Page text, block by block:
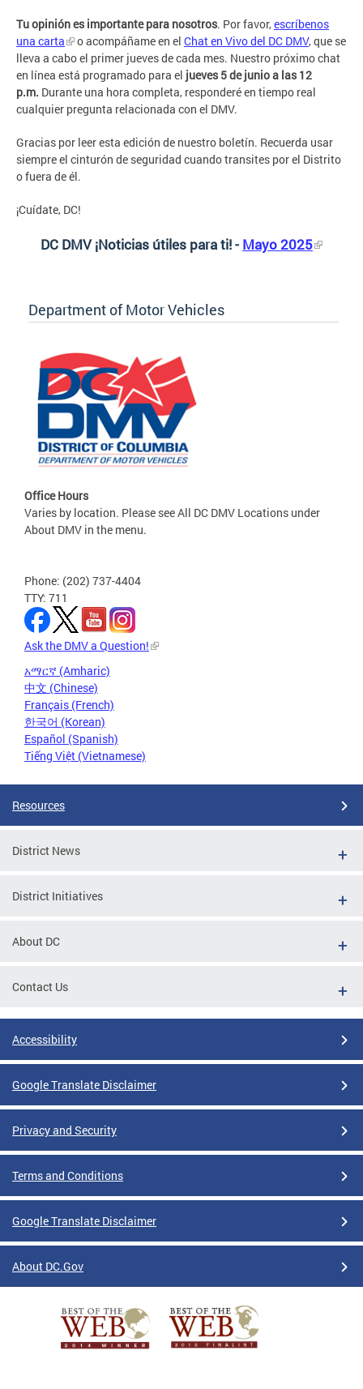
Tu opinión es importante para nosotros. Por favor,escríbenos
una carta
o acompáñame en el Chat en Vivo del DC DMV, que se
lleva a cabo el primer jueves de cada mes. Nuestro próximo chat
en línea está programado para el jueves 5 de junio a las 12
p.m. Durante una hora completa, responderé en tiempo real
cualquier pregunta relacionada con el DMV.
Gracias por leer esta edición de nuestro boletín. Recuerda usar
siempre el cinturón de seguridad cuando transites por el Distrito
o fuera de él.
¡Cuídate, DC!
DC DMV ¡Noticias útiles para ti!- Mayo 2025
Department of Motor Vehicles
Office Hours
Varies by location. Please see All DC DMV Locations under
About DMV in the menu.
Phone: (202) 737-4404
TTY: 711
Ask the DMV a Question!
አማርኛ (Amharic)
中文 (Chinese)
Français (French)
한국어 (Korean)
Español (Spanish)
Tiếng Việt (Vietnamese)
Resources
District News
District Initiatives
About DC
Contact Us
Accessibility
Google Translate Disclaimer
Privacy and Security
Terms and Conditions
Google Translate Disclaimer
About DC.Gov